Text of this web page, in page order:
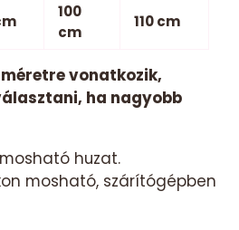
100
cm
110 cm
vonatkozik,
ha nagyobb
huzat.
mosható, szárítógépben